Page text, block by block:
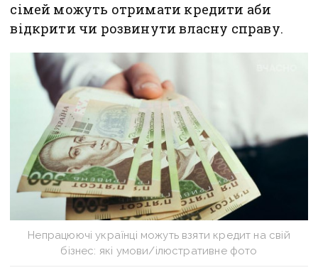
сімей можуть отримати кредити аби
відкрити чи розвинути власну справу.
Непрацюючі українці можуть взяти кредит на свій
бізнес: які умови/ілюстративне фото